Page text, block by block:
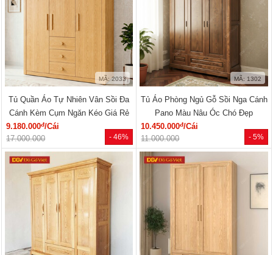
- 46%
MÃ: 2033
Tủ Quần Áo Tự Nhiên Vân Sồi Đa
Cánh Kèm Cụm Ngăn Kéo Giá Rẻ
9.180.000đ/Cái
17.000.000
- 5%
MÃ: 1302
Tủ Áo Phòng Ngủ Gỗ Sồi Nga Cánh
Pano Màu Nâu Óc Chó Đẹp
10.450.000đ/Cái
11.000.000